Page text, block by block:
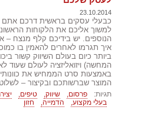
23.10.2014
כבעלי עסקים בראשית דרכם אתם
למשוך אליכם את הלקוחות
הנוספים. יש בידיכם קלף מנצח
איך תגרמו לאחרים להאמין בו
ביותר כיום בעולם השיווק קשור
המחשה) ויזואליזציה לעולם שעוד
באמצעות סרט הממחיש את
המוצר שברשותכם ובקיצור –
תגיות: פרסום, שיווק, טיפים,
בעלי מקצוע,
הדמייה, חזון